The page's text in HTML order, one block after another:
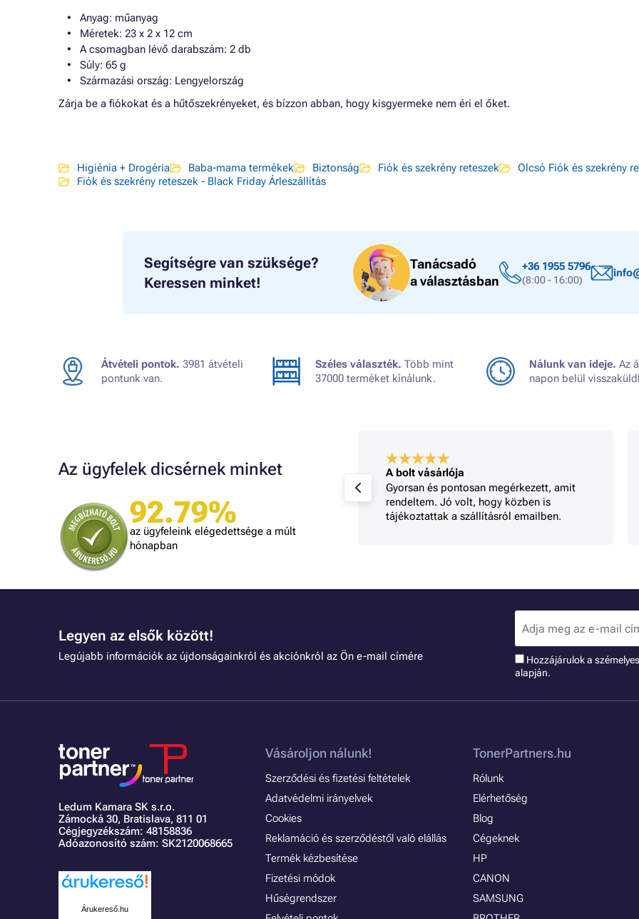
Anyag: műanyag
Méretek: 23 x 2 x 12 cm
A csomagban lévő darabszám: 2 db
Súly: 65 g
Származási ország: Lengyelország
Zárja be a fiókokat és a hűtőszekrényeket, és bízzon abban, hogy kisgyermeke nem éri el őket.
Higiénia + Drogéria Baba-mama termékek Biztonság Fiók és szekrény reteszek
Olcsó Fiók és szekrény
Fiók és szekrény reteszek - Black Friday Árleszállítás
Segítségre van szüksége?
Keressen minket!
Tanácsadó
a választásban
+36 1955 5796
(8:00 - 16:00)
Átvételi pontok. 3981 átvételi
pontunk van.
Széles választék. Több mint
37000 terméket kínálunk.
Nálunk van ideje. Az
napon belül
Az ügyfelek dicsérnek minket
92.79%
az ügyfeleink elégedettsége a múlt
hónapban
Judit
mindennel meg vagyok elégedve!
A bolt vásárlója
Gyorsan és pontosan megérkezett, amit
rendeltem. Jó volt, hogy közben is
tájékoztattak a szállításról emailben.
Legyen az elsők között!
Legújabb információk az újdonságainkról és akciónkról az Ön e-mail címére Hozzájárulok a
alapján.
Ledum Kamara SK s.r.o.
Zámocká 30, Bratislava, 811 01
Cégjegyzékszám: 48158836
Adóazonosító szám: SK2120068665
Árukereső.hu
Vásároljon nálunk!
Szerződési és fizetési feltételek
Adatvédelmi irányelvek
Cookies
Reklamáció és szerződéstől való elállás
Termék kézbesítése
Fizetési módok
Hűségrendszer
TonerPartners.hu
Rólunk
Elérhetőség
Blog
Cégeknek
HP
CANON
SAMSUNG